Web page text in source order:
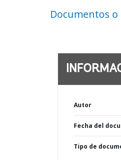
Documentos
Autor
Fecha del
Tipo de